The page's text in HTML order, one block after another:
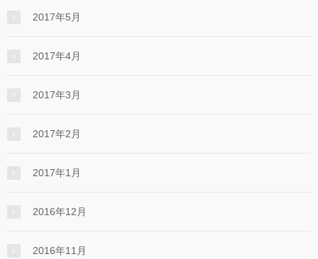
2017年5月
2017年4月
2017年3月
2017年2月
2017年1月
2016年12月
2016年11月